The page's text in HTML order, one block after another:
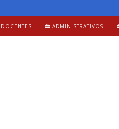
DOCENTES ADMINISTRATIVOS